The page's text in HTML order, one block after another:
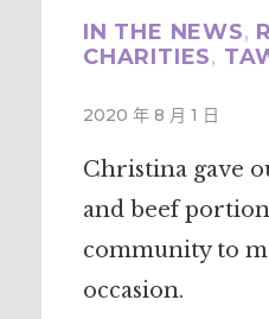
IN THE NEWS,
CHARITIES,
2020 年 8 月 1 日
Christina gave
and beef
community to
occasion.